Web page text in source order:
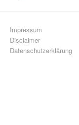
Impressum
Disclaimer
Datenschutzerklärung